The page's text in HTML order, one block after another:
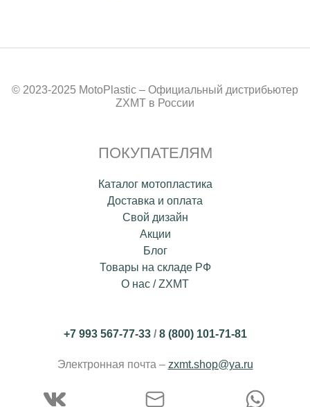
© 2023-2025 MotoPlastic – Официальный дистрибьютер
ZXMT в России
ПОКУПАТЕЛЯМ
Каталог мотопластика
Доставка и оплата
Свой дизайн
Акции
Блог
Товары на складе РФ
О нас / ZXMT
+7 993 567-77-33/8 (800) 101-71-81
Электронная почта – zxmt.shop@ya.ru